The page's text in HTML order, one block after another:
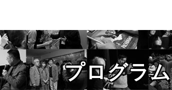
プログラム